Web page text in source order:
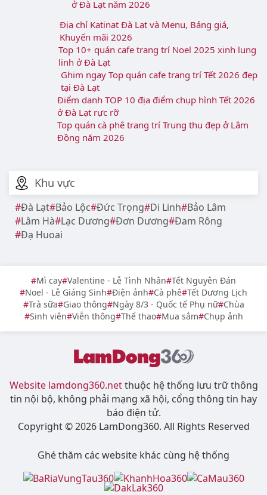
Khu vực
Bảo Lộc Đức Trọng Di Linh Bảo Lâm
Lạc Dương Đơn Dương Đam Rông
Đạ Huoai
Top địa điểm du lịch thiên nhiên tại Lâm Đồng
hấp dẫn 2026
Chợ đêm Đà Lạt: Địa chỉ, đặc sản & kinh
nghiệm cho bạn
Top các Homestay Chất Lượng, View Đẹp, Giá
Tốt ở Đà Lạt
Thông tin, giá vé khu vui chơi Wonderland
Đà Lạt năm 2026
Gợi ý những quán cafe view Đẹp, Cực “Chill”
ở Đà Lạt năm 2026
Top 10+ quán cafe trang trí Noel 2025 xinh lung
linh ở Đà Lạt
Ghim ngay Top quán cafe trang trí Tết 2026 đẹp
tại Đà Lạt
Đồng năm 2026
Mì cay Valentine - Lễ Tình Nhân Tết Nguyên Đán
Trà sữa
Giao thông Ngày 8/3 - Quốc tế Phụ nữ
Chùa
Mua sắm Chụp ảnh